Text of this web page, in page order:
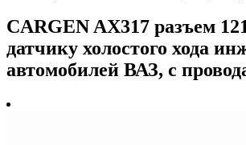
CARGEN AX317 разъем
датчику холостого хода
автомобилей ВАЗ, с